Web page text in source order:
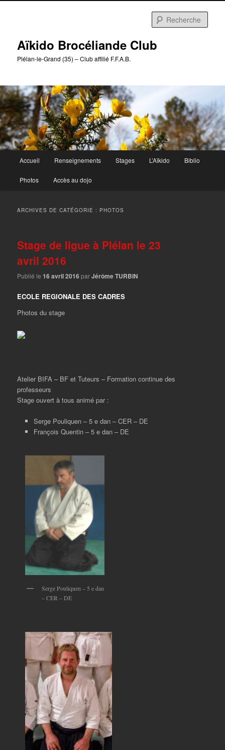
Aïkido Brocéliande Club
Plélan-le-Grand (35) – Club affilié F.F.A.B.
principal
Accueil Renseignements Stages L’Aïkido Biblio
Photos Accès au dojo
ARCHIVES DE CATÉGORIE : PHOTOS
Stage de ligue à Plélan le 23
avril 2016
Publié le16 avril 2016 parJérôme TURBIN
ECOLE REGIONALE DES CADRES
Photos du stage
Atelier BIFA – BF et Tuteurs – Formation continue des
professeurs
Stage ouvert à tous animé par :
Serge Pouliquen – 5 e dan – CER – DE
François Quentin – 5 e dan – DE
Serge Pouliquen – 5 e dan
– CER – DE